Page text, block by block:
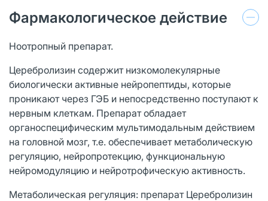
Фармакологическое действие
Ноотропный препарат.
Церебролизин содержит низкомолекулярные
биологически активные нейропептиды, которые
проникают через ГЭБ и непосредственно поступают к
нервным клеткам. Препарат обладает
органоспецифическим мультимодальным действием
на головной мозг, т.е. обеспечивает метаболическую
регуляцию, нейропротекцию, функциональную
нейромодуляцию и нейротрофическую активность.
Метаболическая регуляция: препарат Церебролизин